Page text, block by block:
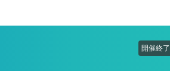
開催終了